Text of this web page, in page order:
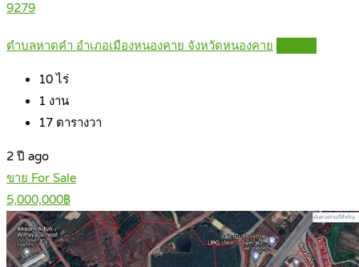
9279
ตำบลหาดคำ อำเภอเมืองหนองคาย จังหวัดหนองคาย
10ไร่
1 งาน
17 ตารางวา
2 ปี ago
ขาย For Sale
5,000,000฿